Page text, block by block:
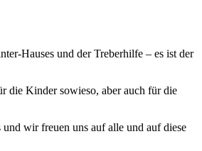
Hauses und der Treberhilfe – es ist der
die Kinder sowieso, aber auch für die
wir freuen uns auf alle und auf diese